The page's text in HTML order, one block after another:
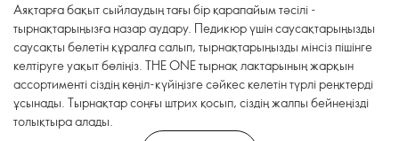
Аяқтарға бақыт сыйлаудың тағы бір қарапайым тәсілі -
тырнақтарыңызға назар аудару. Педикюр үшін саусақтарыңызды
саусақты бөлетін құралға салып, тырнақтарыңызды мінсіз пішінге
келтіруге уақыт бөліңіз. THE ONE тырнақ лактарының жарқын
ассортименті сіздің көңіл-күйіңізге сәйкес келетін түрлі реңктерді
ұсынады. Тырнақтар соңғы штрих қосып, сіздің жалпы бейнеңізді
толықтыра алады.